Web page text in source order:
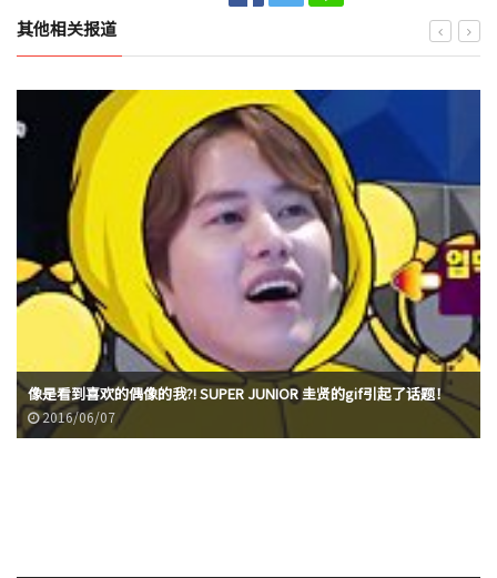
其他相关报道
像是看到喜欢的偶像的我?! SUPER JUNIOR 圭贤的gif引起了话题！
2016/06/07